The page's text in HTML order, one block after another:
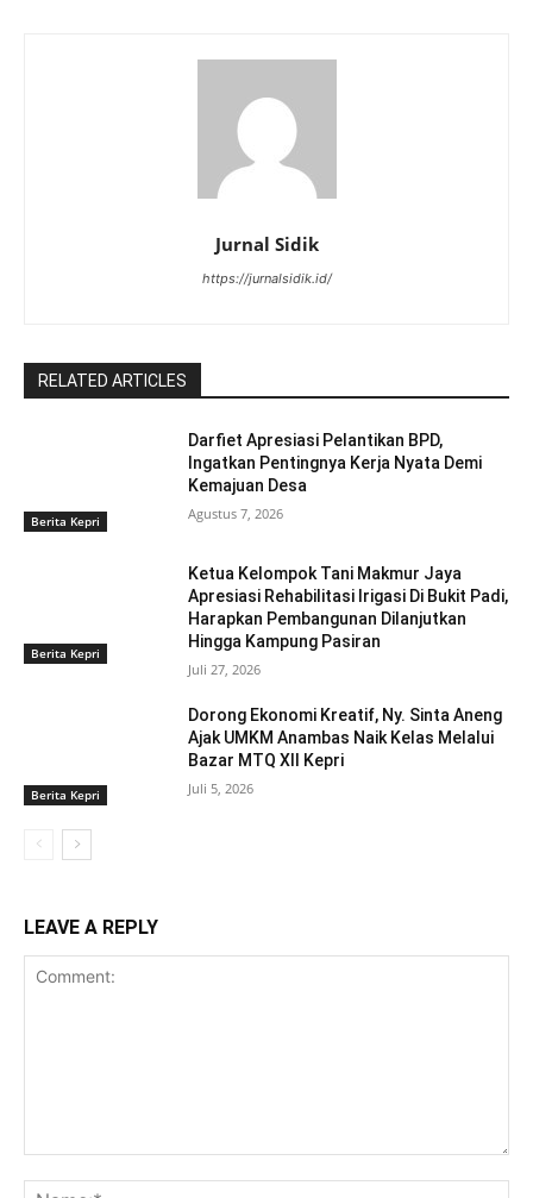
Jurnal Sidik
https://jurnalsidik.id/
RELATED ARTICLES
Berita Kepri
Darfiet Apresiasi Pelantikan BPD,
Ingatkan Pentingnya Kerja Nyata Demi
Kemajuan Desa
Agustus 7, 2026
Berita Kepri
Ketua Kelompok Tani Makmur Jaya
Apresiasi Rehabilitasi Irigasi Di Bukit Padi,
Harapkan Pembangunan Dilanjutkan
Hingga Kampung Pasiran ‎
Juli 27, 2026
Berita Kepri
Dorong Ekonomi Kreatif, Ny. Sinta Aneng
‎Ajak UMKM Anambas Naik Kelas Melalui
Bazar MTQ XII Kepri
Juli 5, 2026
LEAVE A REPLY